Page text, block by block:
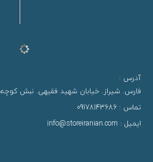
آدرس :
فارس. شیراز. خیابان شهید فقیهی. نبش کوچه 9. فروشگاه استور ایرانیان
تماس : 09178143686
ایمیل : info@storeiranian.com